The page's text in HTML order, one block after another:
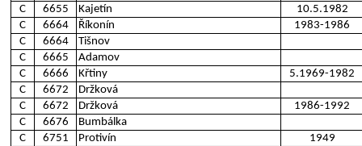
C
6655 Kajetín
10.5.1982
C
6664 Říkonín
1983-1986
C
6664
Tišnov
C
6665
Adamov
C
6666 Křtiny
5.1969-1982
C
6672
Držková
C
6672 Držková
1986-1992
C
6676
Bumbálka
C
6751 Protivín
1949